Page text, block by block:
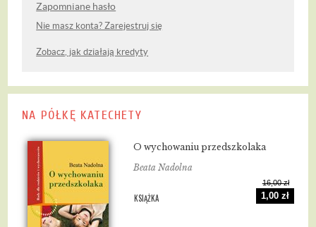
Zapomniane hasło
Nie masz konta? Zarejestruj się
Zobacz, jak działają kredyty
NA PÓŁKĘ KATECHETY
O wychowaniu przedszkolaka
Beata Nadolna
KSIĄŻKA
16,00 zł
1,00 zł